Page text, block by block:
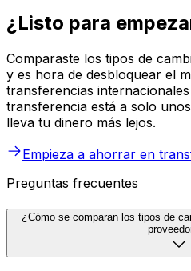
¿Listo para
Comparaste los tipos de
y es hora de desbloquear el
transferencias
transferencia está a solo
lleva tu dinero más lejos.
Empieza a ahorrar en
Preguntas frecuentes
¿Cómo se comparan los tipos de